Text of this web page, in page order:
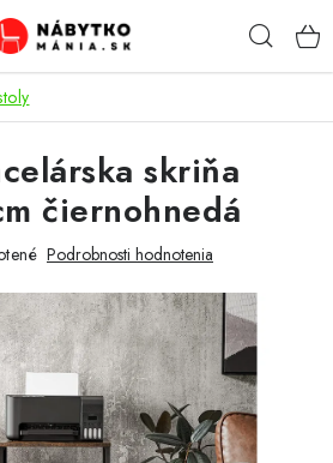
skriňa
čiernohnedá
Podrobnosti hodnotenia